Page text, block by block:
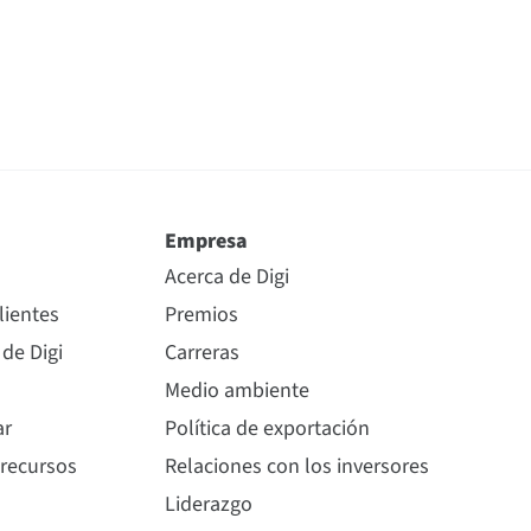
Digi
Empresa
Acerca de Digi
Premios
Carreras
Medio ambiente
Política de exportación
Relaciones con los inversores
Liderazgo